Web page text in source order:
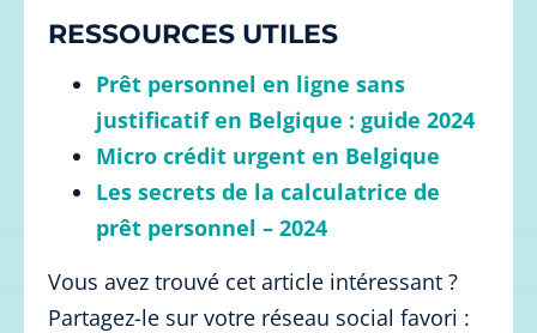
RESSOURCES UTILES
Prêt personnel en ligne sans
justificatif en Belgique : guide 2024
Micro crédit urgent en Belgique
Les secrets de la calculatrice de
prêt personnel – 2024
Vous avez trouvé cet article intéressant ?
Partagez-le sur votre réseau social favori :